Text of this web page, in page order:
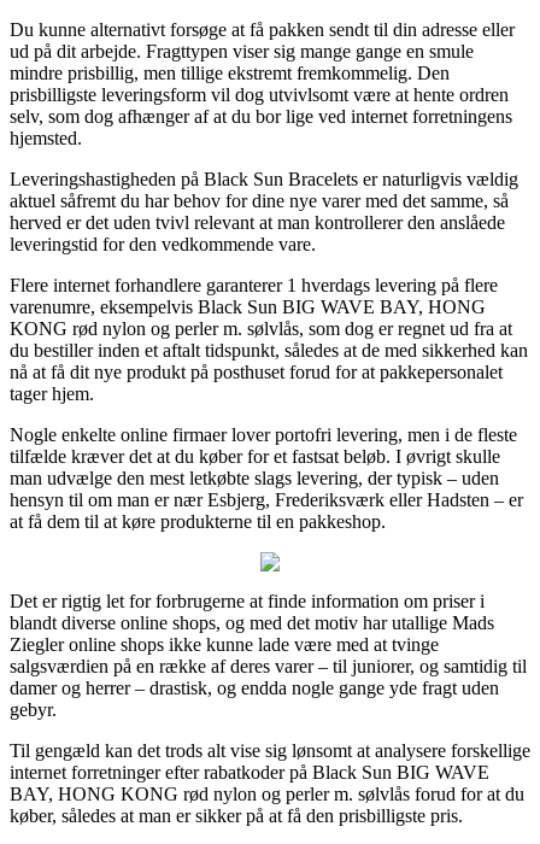
Du kunne alternativt forsøge at få pakken sendt til din adresse eller
ud på dit arbejde. Fragttypen viser sig mange gange en smule
mindre prisbillig, men tillige ekstremt fremkommelig. Den
prisbilligste leveringsform vil dog utvivlsomt være at hente ordren
selv, som dog afhænger af at du bor lige ved internet forretningens
hjemsted.
Leveringshastigheden på Black Sun Bracelets er naturligvis vældig
aktuel såfremt du har behov for dine nye varer med det samme, så
herved er det uden tvivl relevant at man kontrollerer den anslåede
leveringstid for den vedkommende vare.
Flere internet forhandlere garanterer 1 hverdags levering på flere
varenumre, eksempelvis Black Sun BIG WAVE BAY, HONG
KONG rød nylon og perler m. sølvlås, som dog er regnet ud fra at
du bestiller inden et aftalt tidspunkt, således at de med sikkerhed kan
nå at få dit nye produkt på posthuset forud for at pakkepersonalet
tager hjem.
Nogle enkelte online firmaer lover portofri levering, men i de fleste
tilfælde kræver det at du køber for et fastsat beløb. I øvrigt skulle
man udvælge den mest letkøbte slags levering, der typisk – uden
hensyn til om man er nær Esbjerg, Frederiksværk eller Hadsten – er
at få dem til at køre produkterne til en pakkeshop.
Det er rigtig let for forbrugerne at finde information om priser i
blandt diverse online shops, og med det motiv har utallige Mads
Ziegler online shops ikke kunne lade være med at tvinge
salgsværdien på en række af deres varer – til juniorer, og samtidig til
damer og herrer – drastisk, og endda nogle gange yde fragt uden
gebyr.
Til gengæld kan det trods alt vise sig lønsomt at analysere forskellige
internet forretninger efter rabatkoder på Black Sun BIG WAVE
BAY, HONG KONG rød nylon og perler m. sølvlås forud for at du
køber, således at man er sikker på at få den prisbilligste pris.